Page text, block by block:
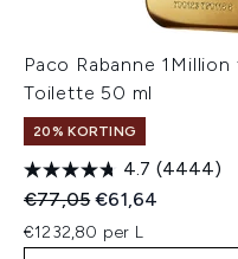
Paco Rabanne
Toilette 50 ml
20% KORTING
4.7 (4444)
Recommended Retail
€77,05Huidige prijs:
€61,64
€1232,80 per L